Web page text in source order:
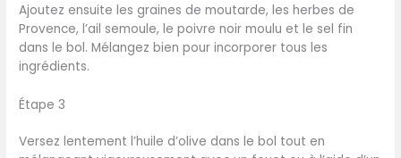
Ajoutez ensuite les graines de moutarde, les herbes de
Provence, l’ail semoule, le poivre noir moulu et le sel fin
dans le bol. Mélangez bien pour incorporer tous les
ingrédients.
Étape 3
Versez lentement l’huile d’olive dans le bol tout en